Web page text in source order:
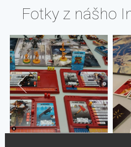
Fotky z nášho